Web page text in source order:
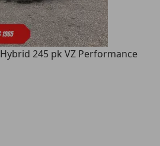
245 pk VZ Performance